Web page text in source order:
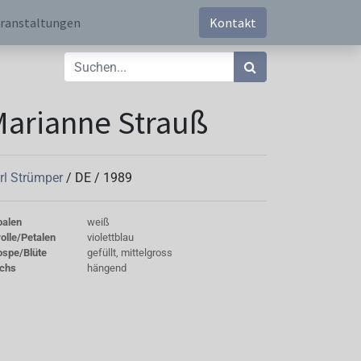
Kontakt
Strauß
Strümper / DE / 1989
weiß
Petalen
violettblau
Blüte
gefüllt, mittelgross
hängend